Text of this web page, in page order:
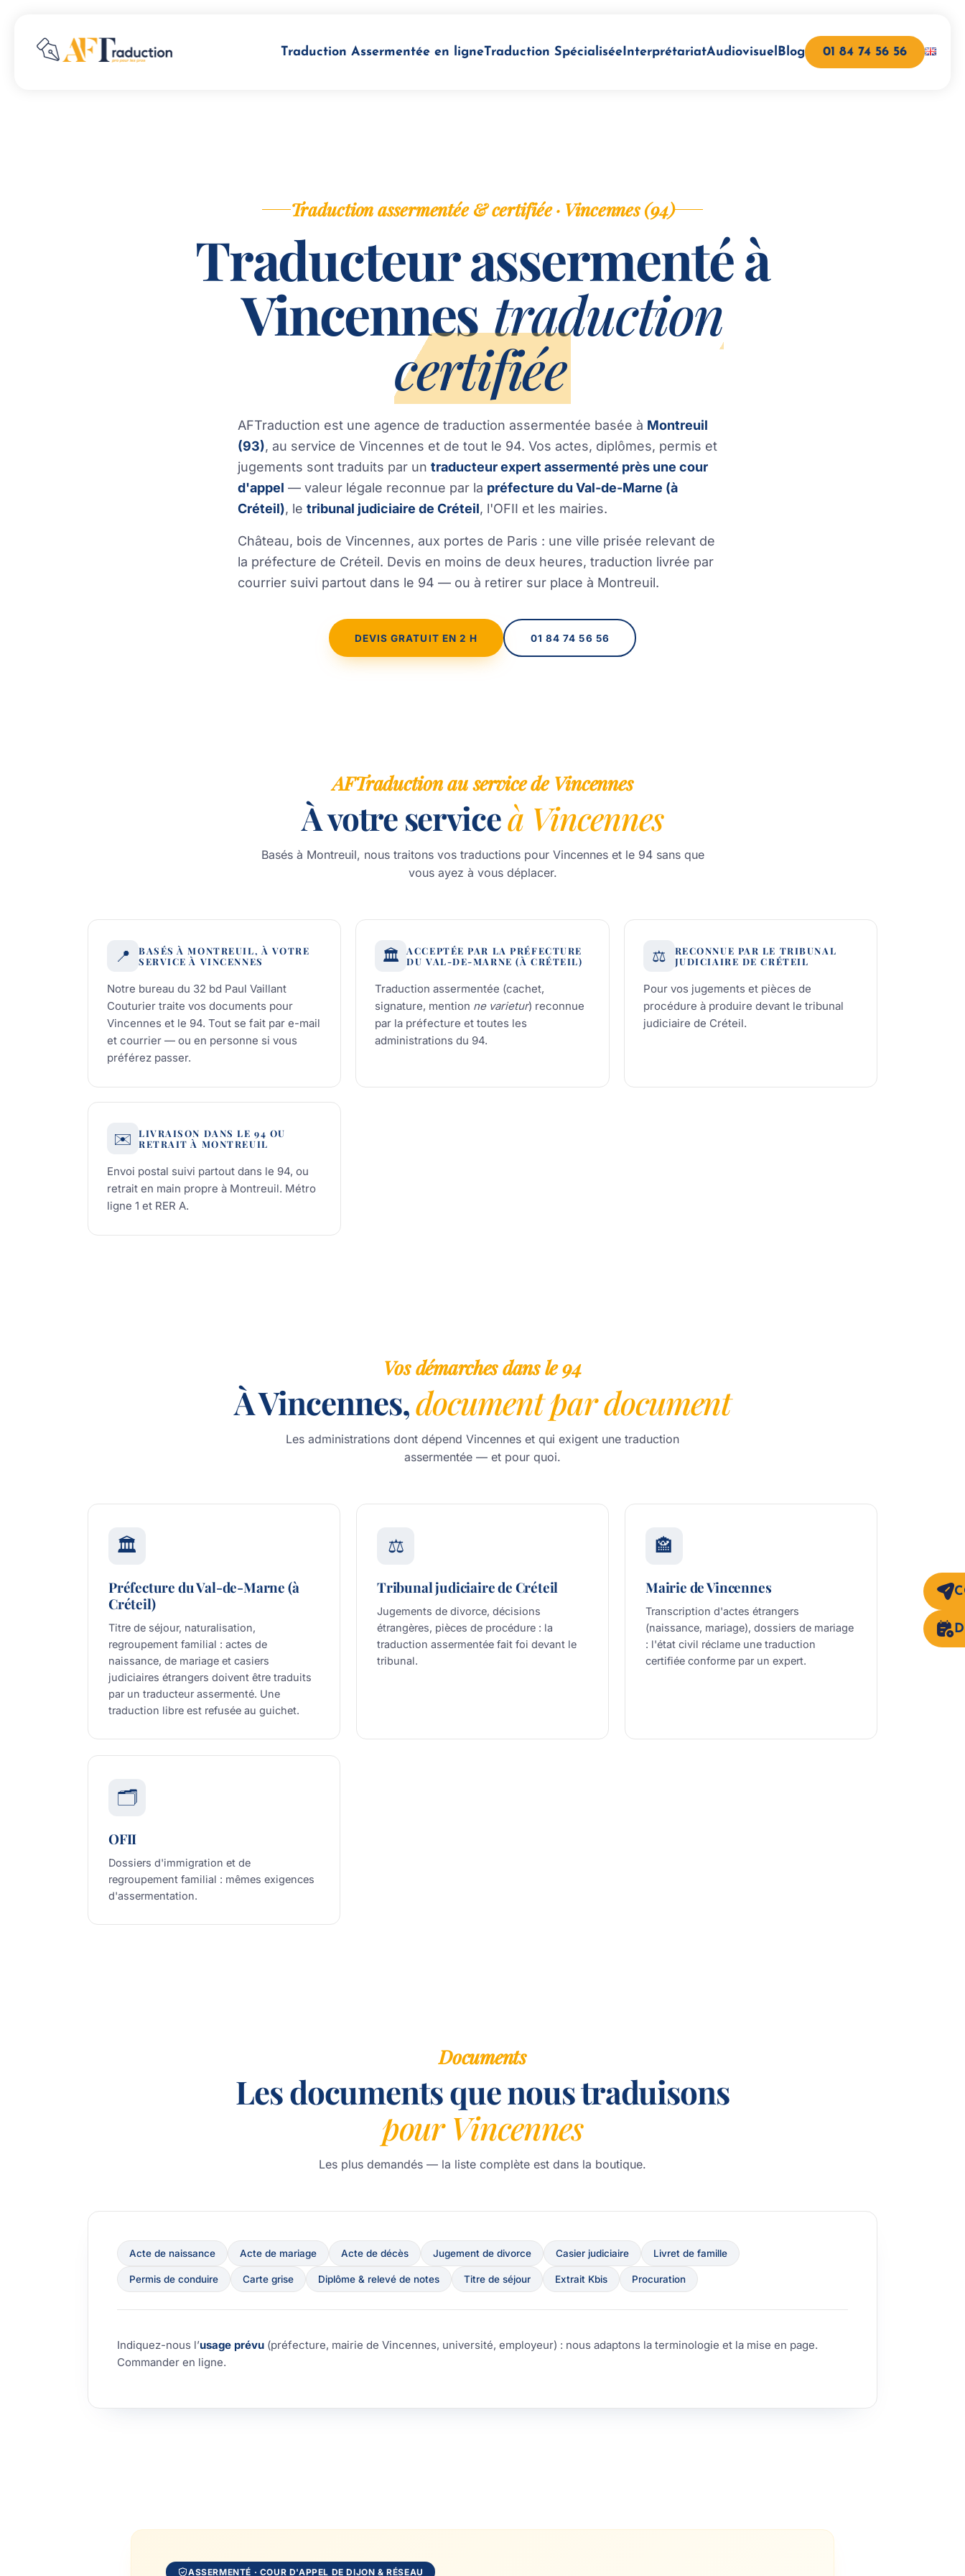
Traduction Assermentée en ligneTraduction SpécialiséeInterprétariatAudiovisuelBlog 01 84 74 56 56
Traduction assermentée & certifiée · Vincennes (94)
Traducteur assermenté à
Vincennestraduction
certifiée
AFTraduction est une agence de traduction assermentée basée à Montreuil
(93), au service de Vincennes et de tout le 94. Vos actes, diplômes, permis et
jugements sont traduits par un traducteur expert assermenté près une cour
d'appel — valeur légale reconnue par la préfecture du Val-de-Marne (à
Créteil), le tribunal judiciaire de Créteil, l'OFII et les mairies.
Château, bois de Vincennes, aux portes de Paris : une ville prisée relevant de
la préfecture de Créteil. Devis en moins de deux heures, traduction livrée par
courrier suivi partout dans le 94 — ou à retirer sur place à Montreuil.
DEVIS GRATUIT EN 2 H 01 84 74 56 56
AFTraduction au service de Vincennes
À votre serviceà Vincennes
Basés à Montreuil, nous traitons vos traductions pour Vincennes et le 94 sans que
vous ayez à vous déplacer.
📍
BASÉS À MONTREUIL, À VOTRE
SERVICE À VINCENNES
Notre bureau du 32 bd Paul Vaillant
Couturier traite vos documents pour
Vincennes et le 94. Tout se fait par e-mail
et courrier — ou en personne si vous
préférez passer.
🏛️
ACCEPTÉE PAR LA PRÉFECTURE
DU VAL-DE-MARNE (À CRÉTEIL)
Traduction assermentée (cachet,
signature, mention ne varietur) reconnue
par la préfecture et toutes les
administrations du 94.
⚖️
RECONNUE PAR LE TRIBUNAL
JUDICIAIRE DE CRÉTEIL
Pour vos jugements et pièces de
procédure à produire devant le tribunal
judiciaire de Créteil.
✉️
LIVRAISON DANS LE 94 OU
RETRAIT À MONTREUIL
Envoi postal suivi partout dans le 94, ou
retrait en main propre à Montreuil. Métro
ligne 1 et RER A.
Vos démarches dans le 94
À Vincennes,document par document
Les administrations dont dépend Vincennes et qui exigent une traduction
assermentée — et pour quoi.
🏛️
Préfecture du Val-de-Marne (à
Créteil)
Titre de séjour, naturalisation,
regroupement familial : actes de
naissance, de mariage et casiers
judiciaires étrangers doivent être traduits
par un traducteur assermenté. Une
traduction libre est refusée au guichet.
⚖️
Tribunal judiciaire de Créteil
Jugements de divorce, décisions
étrangères, pièces de procédure : la
traduction assermentée fait foi devant le
tribunal.
🏤
Mairie de Vincennes
Transcription d'actes étrangers
(naissance, mariage), dossiers de mariage
: l'état civil réclame une traduction
certifiée conforme par un expert.
🗂️
OFII
Dossiers d'immigration et de
regroupement familial : mêmes exigences
d'assermentation.
Documents
Les documents que nous traduisons
pour Vincennes
Les plus demandés — la liste complète est dans la boutique.
Acte de naissance Acte de mariage Acte de décès Jugement de divorce Casier judiciaire Livret de famille
Permis de conduire Carte grise Diplôme & relevé de notes Titre de séjour Extrait Kbis Procuration
Indiquez-nous l’usage prévu (préfecture, mairie de Vincennes, université, employeur) : nous adaptons la terminologie et la mise en page.
Commander en ligne.
ASSERMENTÉ · COUR D'APPEL DE DIJON & RÉSEAU